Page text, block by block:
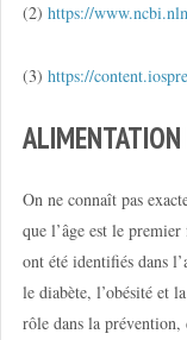
(2) https://
(3) https://
On ne connaît pas
que l’âge est le
ont été identifiés dans
le diabète, l’obésité et
rôle dans la prévention,